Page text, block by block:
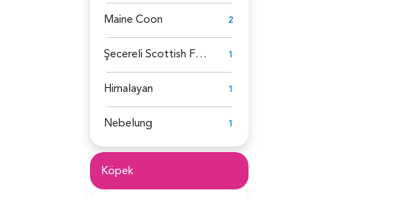
Maine Coon 2
Şecereli Scottish Fold 1
Himalayan 1
Nebelung 1
Köpek